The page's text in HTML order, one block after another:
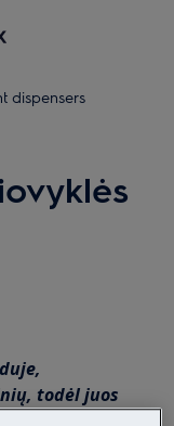
dispensers
todėl juos